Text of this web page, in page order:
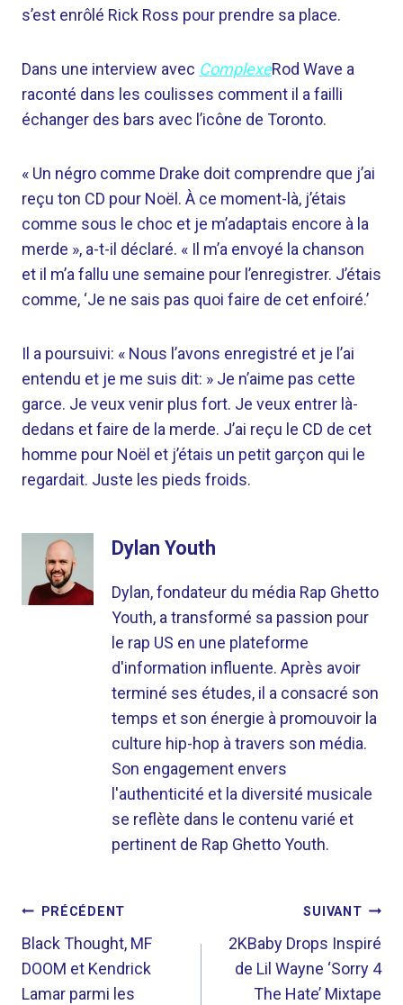
s’est enrôlé Rick Ross pour prendre sa place.
Dans une interview avec ComplexeRod Wave a
raconté dans les coulisses comment il a failli
échanger des bars avec l’icône de Toronto.
« Un négro comme Drake doit comprendre que j’ai
reçu ton CD pour Noël. À ce moment-là, j’étais
comme sous le choc et je m’adaptais encore à la
merde », a-t-il déclaré. « Il m’a envoyé la chanson
et il m’a fallu une semaine pour l’enregistrer. J’étais
comme, ‘Je ne sais pas quoi faire de cet enfoiré.’
Il a poursuivi: « Nous l’avons enregistré et je l’ai
entendu et je me suis dit: » Je n’aime pas cette
garce. Je veux venir plus fort. Je veux entrer là-
dedans et faire de la merde. J’ai reçu le CD de cet
homme pour Noël et j’étais un petit garçon qui le
regardait. Juste les pieds froids.
Dylan Youth
Dylan, fondateur du média Rap Ghetto
Youth, a transformé sa passion pour
le rap US en une plateforme
d'information influente. Après avoir
terminé ses études, il a consacré son
temps et son énergie à promouvoir la
culture hip-hop à travers son média.
Son engagement envers
l'authenticité et la diversité musicale
se reflète dans le contenu varié et
pertinent de Rap Ghetto Youth.
NAVIGATION
DE
L’ARTICLE
PRÉCÉDENT
Black Thought, MF
DOOM et Kendrick
Lamar parmi les
SUIVANT
2KBaby Drops Inspiré
de Lil Wayne ‘Sorry 4
The Hate’ Mixtape